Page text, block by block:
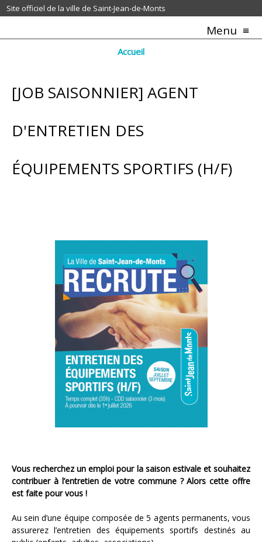
Site officiel de la ville de Saint-Jean-de-Monts
Menu
Accueil
[JOB SAISONNIER] AGENT
D'ENTRETIEN DES
ÉQUIPEMENTS SPORTIFS (H/F)
Vous recherchez un emploi pour la saison estivale et souhaitez
contribuer à l’entretien de votre commune ? Alors cette offre
est faite pour vous !
Au sein d’une équipe composée de 5 agents permanents, vous
assurerez l’entretien des équipements sportifs destinés au